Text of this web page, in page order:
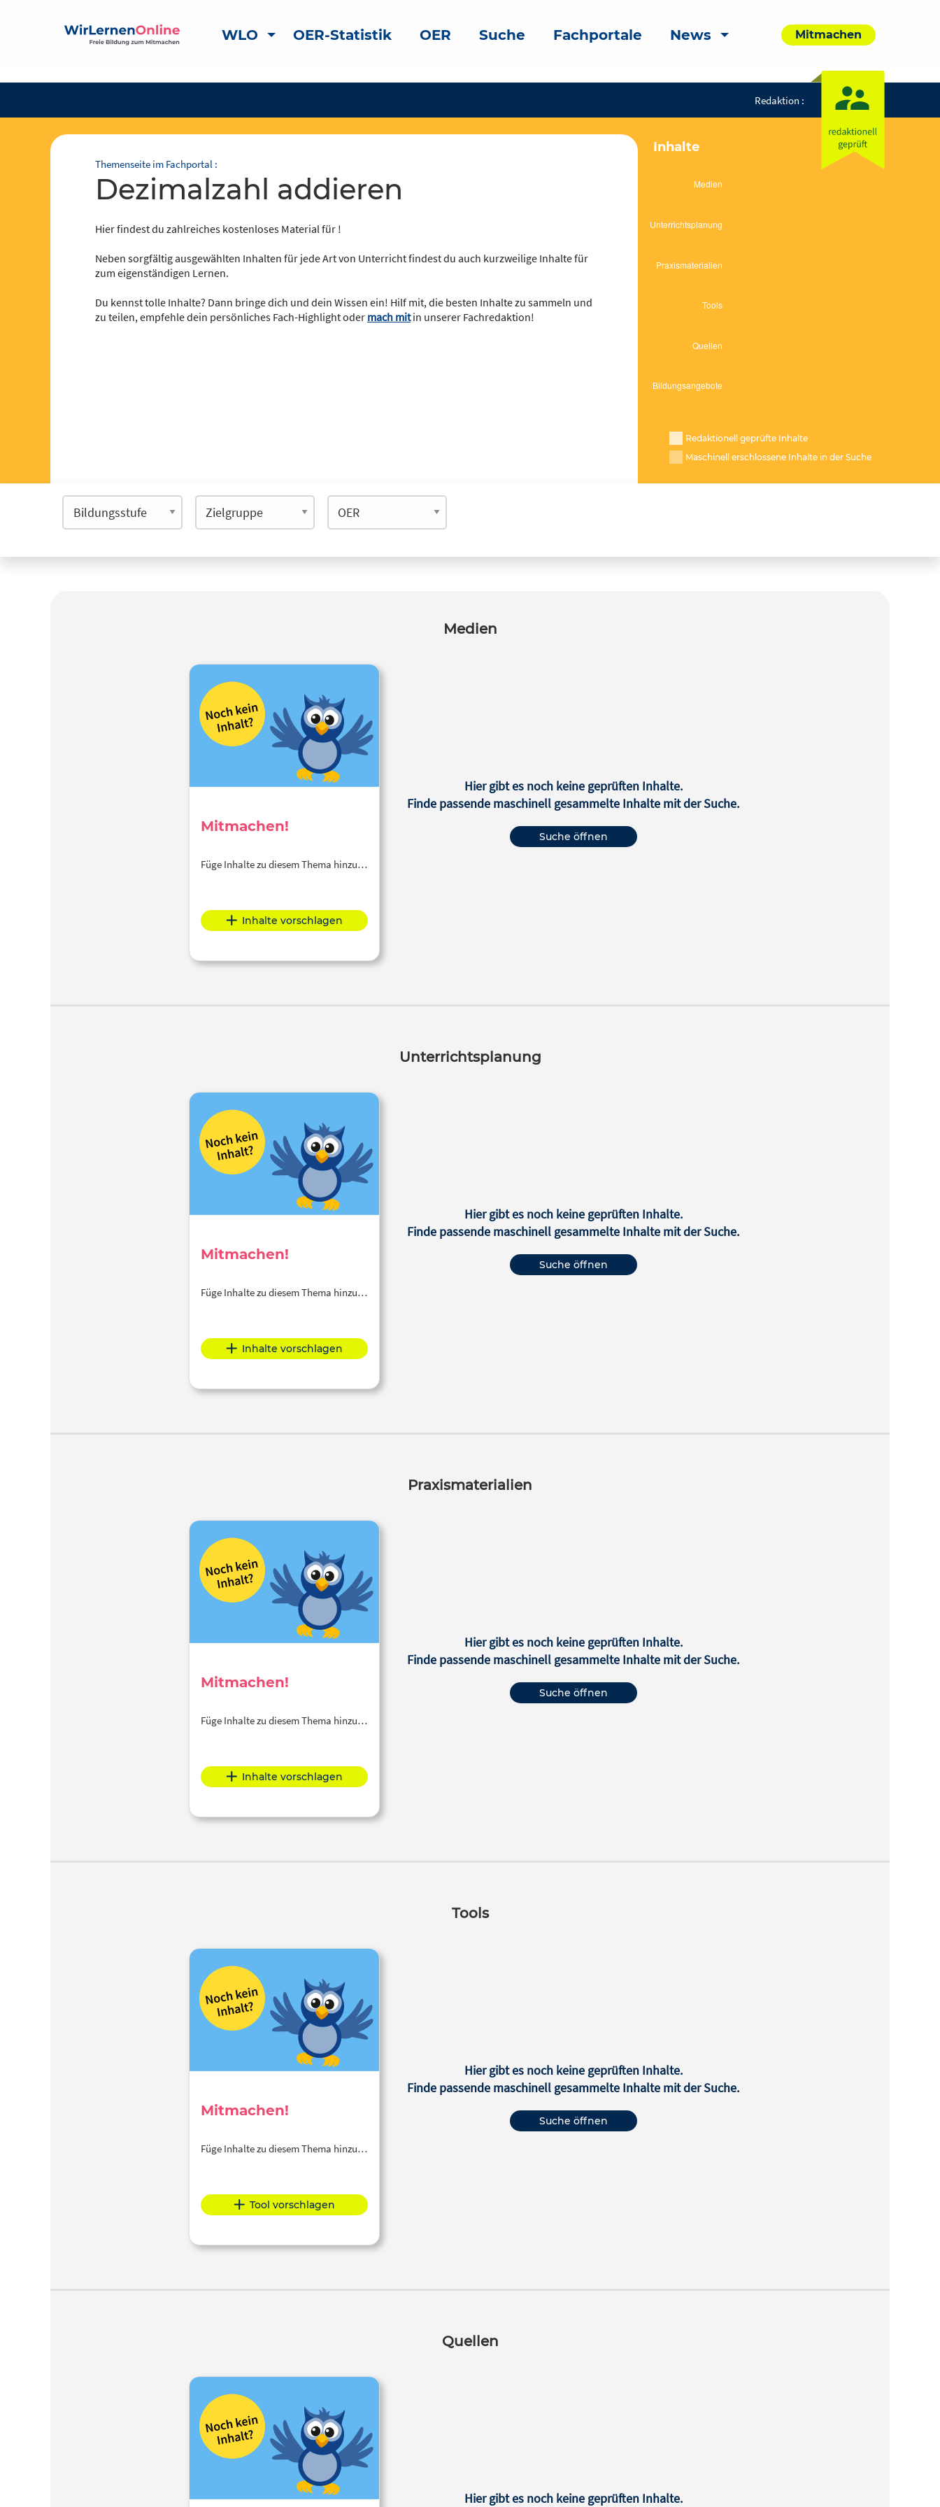
WLO OER-Statistik OER Suche Fachportale News Mitmachen
Redaktion :
Themenseite im Fachportal :
Dezimalzahl addieren
Hier findest du zahlreiches kostenloses Material für !
Neben sorgfältig ausgewählten Inhalten für jede Art von Unterricht findest du auch kurzweilige Inhalte für
zum eigenständigen Lernen.
Du kennst tolle Inhalte? Dann bringe dich und dein Wissen ein! Hilf mit, die besten Inhalte zu sammeln und
zu teilen, empfehle dein persönliches Fach-Highlight oder mach mitin unserer Fachredaktion!
Inhalte
Redaktionell geprüfte Inhalte
Maschinell erschlossene Inhalte in der Suche
Medien
Mitmachen!
Füge Inhalte zu diesem Thema hinzu…
Inhalte vorschlagen
Hier gibt es noch keine geprüften Inhalte.
Finde passende maschinell gesammelte Inhalte mit der Suche.
Suche öffnen
Unterrichtsplanung
Mitmachen!
Füge Inhalte zu diesem Thema hinzu…
Inhalte vorschlagen
Hier gibt es noch keine geprüften Inhalte.
Finde passende maschinell gesammelte Inhalte mit der Suche.
Suche öffnen
Praxismaterialien
Mitmachen!
Füge Inhalte zu diesem Thema hinzu…
Inhalte vorschlagen
Hier gibt es noch keine geprüften Inhalte.
Finde passende maschinell gesammelte Inhalte mit der Suche.
Suche öffnen
Tools
Mitmachen!
Füge Inhalte zu diesem Thema hinzu…
Tool vorschlagen
Hier gibt es noch keine geprüften Inhalte.
Finde passende maschinell gesammelte Inhalte mit der Suche.
Suche öffnen
Quellen
Hier gibt es noch keine geprüften Inhalte.